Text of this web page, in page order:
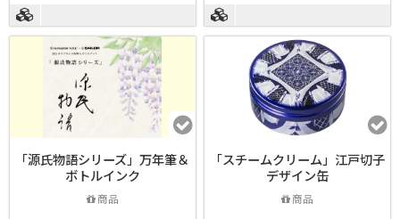
「源氏物語シリーズ」万年筆＆
ボトルインク
商品
「スチームクリーム」江戸切子
デザイン缶
商品